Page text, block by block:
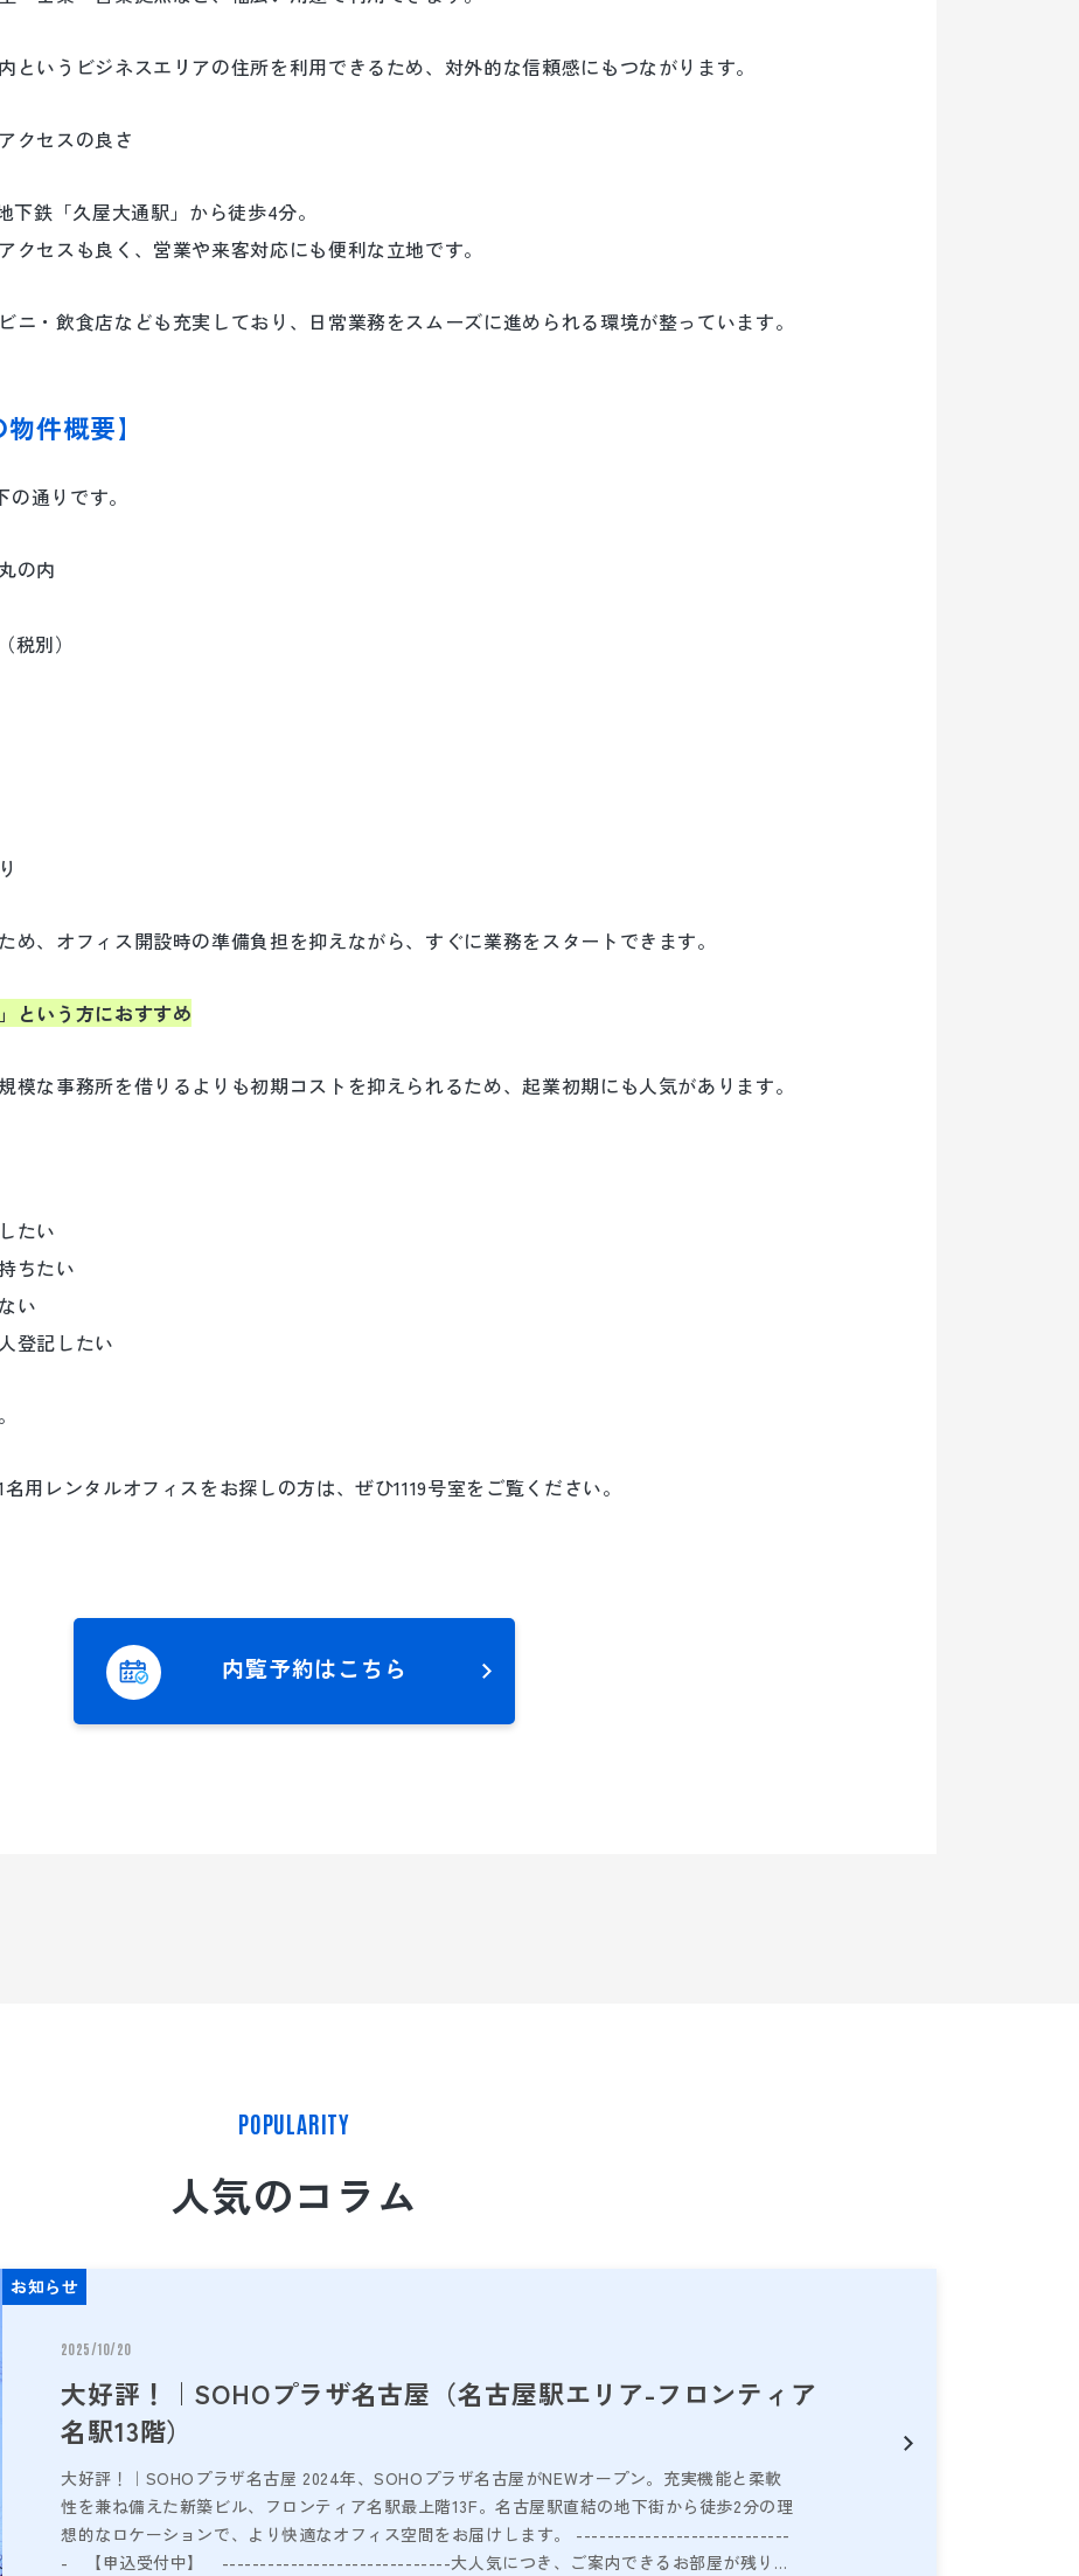
というビジネスエリアの住所を利用できるため、対外的な信頼感にもつながります。
クセスの良さ
下鉄「久屋大通駅」から徒歩4分。
クセスも良く、営業や来客対応にも便利な立地です。
ニ・飲食店なども充実しており、日常業務をスムーズに進められる環境が整っています。
物件概要】
通りです。
の内
税別）
め、オフィス開設時の準備負担を抑えながら、すぐに業務をスタートできます。
という方におすすめ
模な事務所を借りるよりも初期コストを抑えられるため、起業初期にも人気があります。
たい
ちたい
い
登記したい
用レンタルオフィスをお探しの方は、ぜひ1119号室をご覧ください。
内覧予約はこちら
POPULARITY
人気のコラム
お知らせ
2025/10/20
大好評！｜SOHOプラザ名古屋（名古屋駅エリア-フロンティア
名駅13階）
大好評！｜SOHOプラザ名古屋 2024年、SOHOプラザ名古屋がNEWオープン。充実機能と柔軟
性を兼ね備えた新築ビル、フロンティア名駅最上階13F。名古屋駅直結の地下街から徒歩2分の理
想的なロケーションで、より快適なオフィス空間をお届けします。 ----------------------------
- 【申込受付中】 ------------------------------大人気につき、ご案内できるお部屋が残りわ